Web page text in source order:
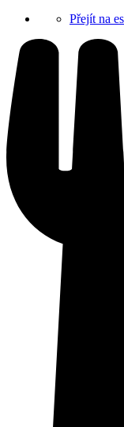
Přejít na